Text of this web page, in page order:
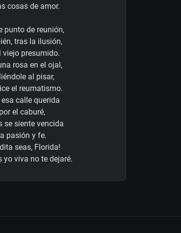
cosas de amor.
punto de reunión,
tras la ilusión,
viejo presumido.
rosa en el ojal,
al pisar,
el reumatismo.
esa calle querida
por el caburé,
se siente vencida
pasión y fe.
seas, Florida!
yo viva no te dejaré.